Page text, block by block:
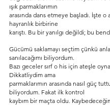
ışık parmaklarımın
arasında dans etmeye başladı. İşte o
hayranlık birbirine
karıştı. Bu bir yanılgı değildi; bu
Gücümü saklamayı seçtim çünkü
sanılacağımı biliyordum.
Bazı geceler sırf o his için ateşle
Dikkatliydim ama
parmaklarımın arasında nasıl güç
biliyordum. Fakat ilk kontrol
kaybım bir maçta oldu.